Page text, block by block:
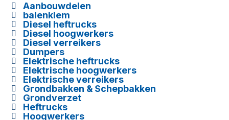
 Aanbouwdelen
 balenklem
 Diesel heftrucks
 Diesel hoogwerkers
 Diesel verreikers
 Dumpers
 Elektrische heftrucks
 Elektrische hoogwerkers
 Elektrische verreikers
 Grondbakken & Schepbakken
 Grondverzet
 Heftrucks
 Hoogwerkers